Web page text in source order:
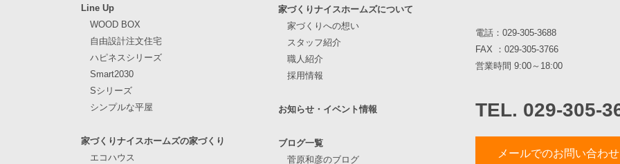
Line Up
WOOD BOX
自由設計注文住宅
ハピネスシリーズ
Smart2030
Sシリーズ
シンプルな平屋
家づくりナイスホームズの家づくり
エコハウス
家づくりナイスホームズについて
家づくりへの想い
スタッフ紹介
職人紹介
採用情報
お知らせ・イベント情報
ブログ一覧
菅原和彦のブログ
電話： 029-305-3688
FAX ：029-305-3766
営業時間 9:00～18:00
TEL. 029-305-
メールでのお問い合わせ